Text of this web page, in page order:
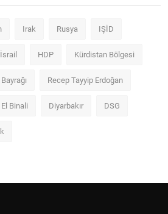
Irak Rusya IŞİD
İsrail HDP Kürdistan Bölgesi
Recep Tayyip Erdoğan
Binali Diyarbakır DSG